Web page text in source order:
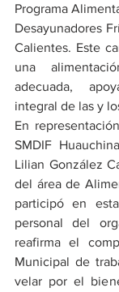
Programa
Desayunadores
Calientes. Este
una
adecuada,
integral de las y
En
SMDIF
Lilian González
del área de
participó en
personal del
reafirma el
Municipal de
velar por el